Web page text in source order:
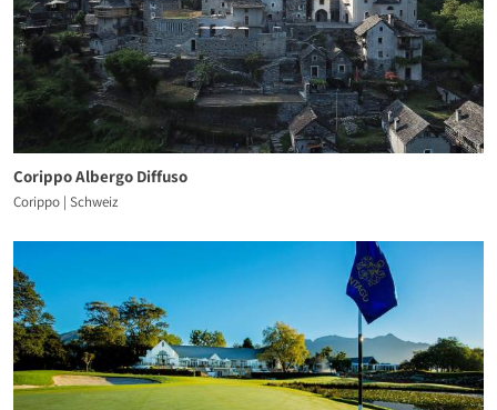
Corippo Albergo Diffuso
Corippo | Schweiz